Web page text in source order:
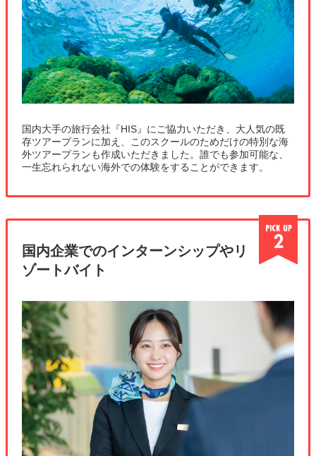
国内大手の旅行会社『HIS』にご協力いただき、大人気の既
存ツアープランに加え、このスクールのためだけの特別な海
外ツアープランも作成いただきました。誰でも参加可能な、
一生忘れられない海外での体験をすることができます。
国内企業でのインターンシップやリ
ゾートバイト